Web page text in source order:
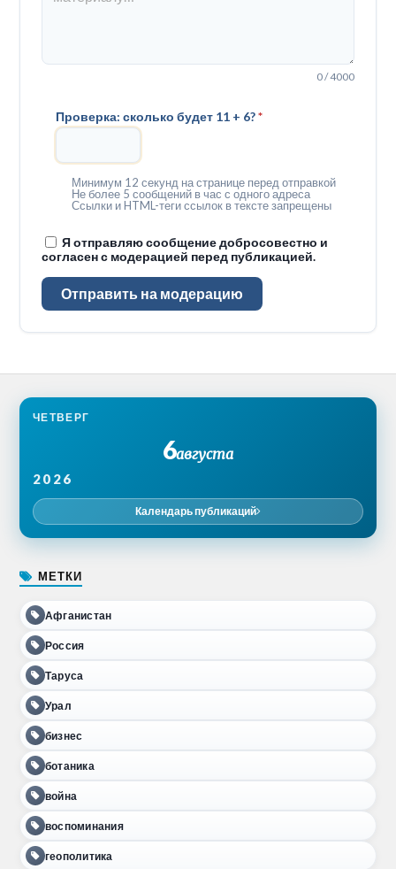
0 / 4000
Проверка: сколько будет 11 + 6?*
Минимум 12 секунд на странице перед отправкой
Не более 5 сообщений в час с одного адреса
Ссылки и HTML-теги ссылок в тексте запрещены
Я отправляю сообщение добросовестно и
согласен с модерацией перед публикацией.
Отправить на модерацию
ЧЕТВЕРГ
6августа
2026
Календарь публикаций
МЕТКИ
Афганистан
Россия
Таруса
Урал
бизнес
ботаника
война
воспоминания
геополитика